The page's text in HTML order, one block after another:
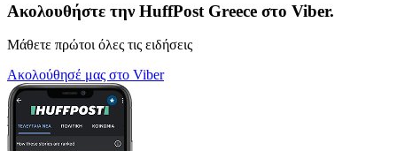
Ακολουθήστε την HuffPost Greece στο Viber.
Μάθετε πρώτοι όλες τις ειδήσεις
Ακολούθησέ μας στο Viber